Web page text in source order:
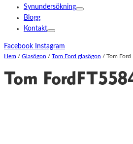
Synundersökning
Blogg
Kontakt
Facebook Instagram
Hem / Glasögon / Tom Ford glasögon / Tom Ford
Tom Ford